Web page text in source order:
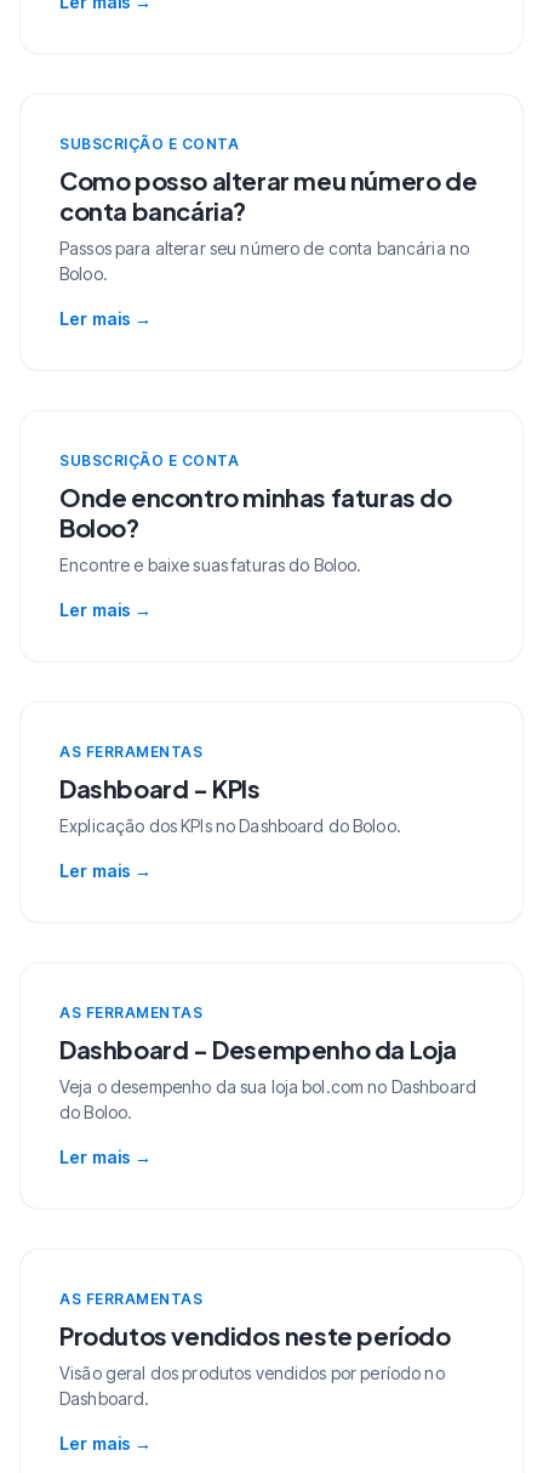
SUBSCRIÇÃO E CONTA
Como posso alterar meu número de
conta bancária?
Passos para alterar seu número de conta bancária no
Boloo.
Ler mais →
SUBSCRIÇÃO E CONTA
Onde encontro minhas faturas do
Boloo?
Encontre e baixe suas faturas do Boloo.
Ler mais →
AS FERRAMENTAS
Dashboard - KPIs
Explicação dos KPIs no Dashboard do Boloo.
Ler mais →
AS FERRAMENTAS
Dashboard - Desempenho da Loja
Veja o desempenho da sua loja bol.com no Dashboard
do Boloo.
Ler mais →
AS FERRAMENTAS
Produtos vendidos neste período
Visão geral dos produtos vendidos por período no
Dashboard.
Ler mais →